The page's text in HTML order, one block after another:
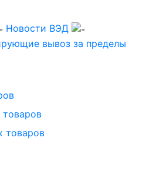
Новости ВЭД
вывоз за пределы
товаров